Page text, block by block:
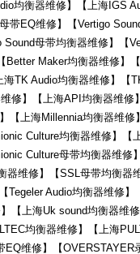
均衡器维修】【上海IGS
带EQ维修】【Vertigo
母带均衡器维修】【
Maker均衡器维修】
TK Audio均衡器维修】【
修】【上海API均衡器维
【上海Millennia均衡器维
Culture均衡器维修】【
Culture母带均衡器维
维修】【SSL母带均衡器
Tegeler Audio均衡器维修
【上海Uk sound均衡器维
均衡器维修】【上海
EQ维修】【